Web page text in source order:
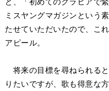
ミスヤングマガジンという
たせていただいたので、こ
アピール。
将来の目標を尋ねられる
りたいですが、歌も得意な